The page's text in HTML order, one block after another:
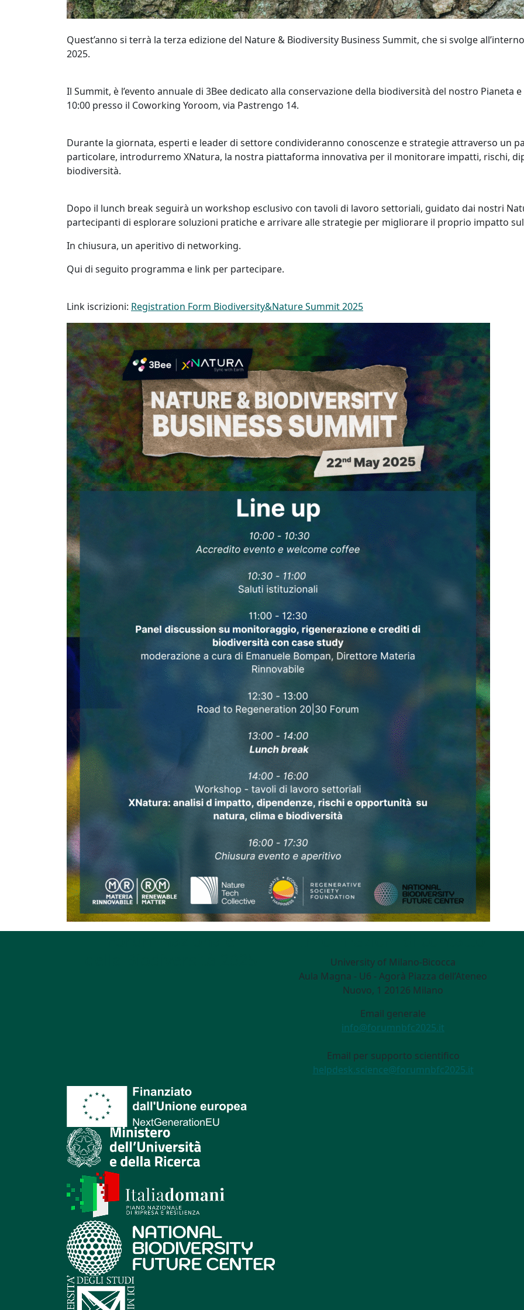
Quest’anno si terrà la terza edizione del Nature & Biodiversity Business Summit, che si svolge
2025.
Il Summit, è l’evento annuale di 3Bee dedicato alla conservazione della biodiversità del nostro Pianeta
10:00 presso il Coworking Yoroom, via Pastrengo 14.
Durante la giornata, esperti e leader di settore condivideranno conoscenze e strategie attraverso un
particolare, introdurremo XNatura, la nostra piattaforma innovativa per il monitorare impatti, rischi,
biodiversità.
Dopo il lunch break seguirà un workshop esclusivo con tavoli di lavoro settoriali, guidato dai nostri
partecipanti di esplorare soluzioni pratiche e arrivare alle strategie per migliorare il proprio impatto
In chiusura, un aperitivo di networking.
Qui di seguito programma e link per partecipare.
Link iscrizioni: Registration Form Biodiversity&Nature Summit 2025
University of Milano-Bicocca
Aula Magna - U6 - Agorà Piazza dell’Ateneo
Nuovo, 1 20126 Milano
Email generale
info@forumnbfc2025.it
Email per supporto scientifico
helpdesk.science@forumnbfc2025.it